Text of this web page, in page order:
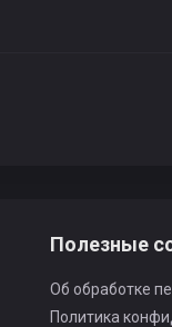
Полезные
Об обработке
Политика